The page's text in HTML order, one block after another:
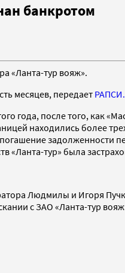
банкротом
«Ланта-тур вояж».
месяцев, передает РАПСИ.
года, после того, как
находились более
задолженности
тур» была
Людмилы и Игоря
с ЗАО «Ланта-тур